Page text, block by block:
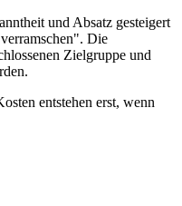
und Absatz gesteigert
Die
Zielgruppe und
entstehen erst, wenn